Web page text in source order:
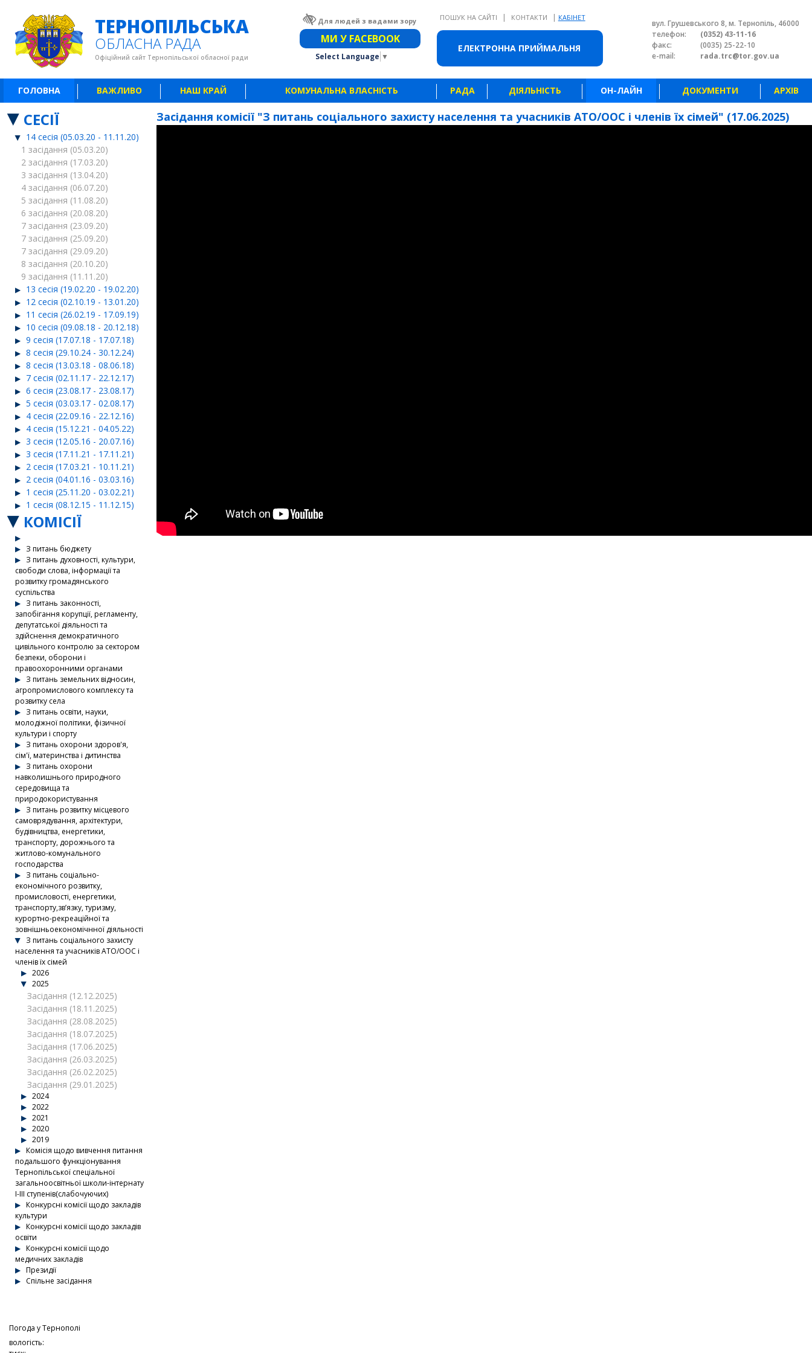
ЕЛЕКТРОННА ПРИЙМАЛЬНЯ
ТЕРНОПІЛЬСЬКА
ОБЛАСНА РАДА
Офіційний сайт Тернопільської обласної ради
Для людей з вадами зору Звичайна версія сайту
МИ У FACEBOOK
Select Language ▼
ПОШУК НА САЙТІ | КОНТАКТИ | КАБІНЕТ
вул. Грушевського 8, м. Тернопіль, 46000
телефон:
(0352) 43-11-16
факс:
(0035) 25-22-10
e-mail:
rada.trc@tor.gov.ua
ГОЛОВНА ВАЖЛИВО НАШ КРАЙ КОМУНАЛЬНА ВЛАСНІСТЬ РАДА ДІЯЛЬНІСТЬ ОН-ЛАЙН ДОКУМЕНТИ АРХІВ
СЕСІЇ
14 сесія (05.03.20 - 11.11.20)
1 засідання (05.03.20)
2 засідання (17.03.20)
3 засідання (13.04.20)
4 засідання (06.07.20)
5 засідання (11.08.20)
6 засідання (20.08.20)
7 засідання (23.09.20)
7 засідання (25.09.20)
7 засідання (29.09.20)
8 засідання (20.10.20)
9 засідання (11.11.20)
13 сесія (19.02.20 - 19.02.20)
12 сесія (02.10.19 - 13.01.20)
11 сесія (26.02.19 - 17.09.19)
10 сесія (09.08.18 - 20.12.18)
9 сесія (17.07.18 - 17.07.18)
8 сесія (29.10.24 - 30.12.24)
8 сесія (13.03.18 - 08.06.18)
7 сесія (02.11.17 - 22.12.17)
6 сесія (23.08.17 - 23.08.17)
5 сесія (03.03.17 - 02.08.17)
4 сесія (22.09.16 - 22.12.16)
4 сесія (15.12.21 - 04.05.22)
3 сесія (12.05.16 - 20.07.16)
3 сесія (17.11.21 - 17.11.21)
2 сесія (17.03.21 - 10.11.21)
2 сесія (04.01.16 - 03.03.16)
1 сесія (25.11.20 - 03.02.21)
1 сесія (08.12.15 - 11.12.15)
КОМІСІЇ
З питань бюджету
З питань духовності, культури,
свободи слова, інформації та
розвитку громадянського
суспільства
З питань законності,
запобігання корупції, регламенту,
депутатської діяльності та
здійснення демократичного
цивільного контролю за сектором
безпеки, оборони і
правоохоронними органами
З питань земельних відносин,
агропромислового комплексу та
розвитку села
З питань освіти, науки,
молодіжної політики, фізичної
культури і спорту
З питань охорони здоров'я,
сім'ї, материнства і дитинства
З питань охорони
навколишнього природного
середовища та
природокористування
З питань розвитку місцевого
самоврядування, архітектури,
будівництва, енергетики,
транспорту, дорожнього та
житлово-комунального
господарства
З питань соціально-
економічного розвитку,
промисловості, енергетики,
транспорту,зв’язку, туризму,
курортно-рекреаційної та
зовнішньоекономічнної діяльності
З питань соціального захисту
населення та учасників АТО/ООС і
членів їх сімей
2026
2025
Засідання (12.12.2025)
Засідання (18.11.2025)
Засідання (28.08.2025)
Засідання (18.07.2025)
Засідання (17.06.2025)
Засідання (26.03.2025)
Засідання (26.02.2025)
Засідання (29.01.2025)
2024
2022
2021
2020
2019
Комісія щодо вивчення питання
подальшого функціонування
Тернопільської спеціальної
загальноосвітньої школи-інтернату
І-ІІІ ступенів(слабочуючих)
Конкурсні комісії щодо закладів
культури
Конкурсні комісії щодо закладів
освіти
Конкурсні комісії щодо
медичних закладів
Президії
Спільне засідання
Погода уТернополі
вологість:
Засідання комісії "З питань соціального захисту населення та учасників АТО/ООС і членів їх сімей" (17.06.2025)